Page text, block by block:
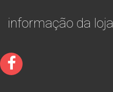
informação da loja